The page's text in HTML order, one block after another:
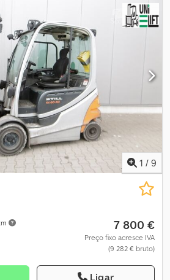
Elétrico, fabricante: Still Djdpsw Ayquefx
1 / 9
7 800 €
Preço fixo acresce IVA
(9 282 € bruto)
Ligar